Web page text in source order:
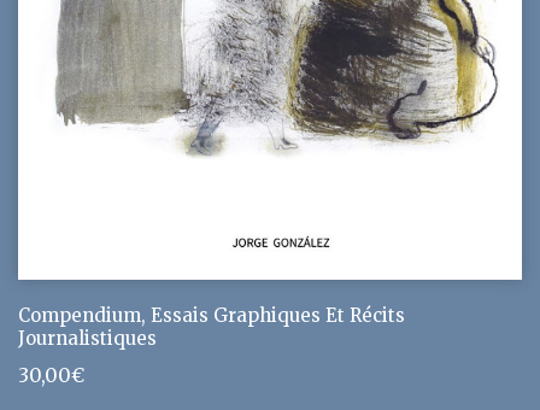
Compendium, Essais Graphiques Et Récits
Journalistiques
30,00€